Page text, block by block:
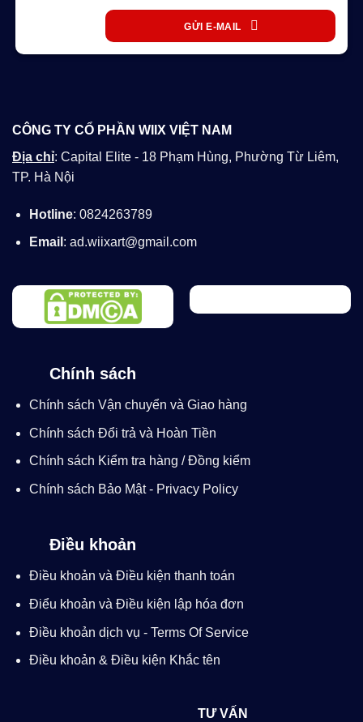
GỬI E-MAIL
CÔNG TY CỔ PHẦN WIIX VIỆT NAM
Địa chỉ: Capital Elite - 18 Phạm Hùng, Phường Từ Liêm,
TP. Hà Nội
Hotline: 0824263789
Email : ad.wiixart@gmail.com
Chính sách
Chính sách Vận chuyển và Giao hàng
Chính sách Đổi trả và Hoàn Tiền
Chính sách Kiểm tra hàng / Đồng kiểm
Chính sách Bảo Mật - Privacy Policy
Điều khoản
Điều khoản và Điều kiện thanh toán
Điểu khoản và Điều kiện lập hóa đơn
Điều khoản dịch vụ - Terms Of Service
Điều khoản & Điều kiện Khắc tên
TƯ VẤN